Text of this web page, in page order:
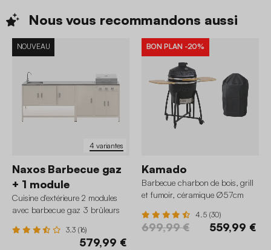
Nous vous recommandons aussi
4 variantes
NOUVEAU
Naxos Barbecue gaz
+ 1 module
Cuisine d'extérieure 2 modules
avec barbecue gaz 3 brûleurs
3.3 (16)
579,99 €
BON PLAN -20%
Kamado
Barbecue charbon de bois, grill
et fumoir, céramique Ø57cm
4.5 (30)
699,99 € 559,99 €